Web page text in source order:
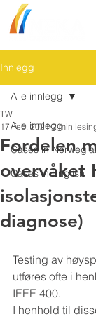
Innlegg
Alle innlegg
Cases in
Cases in English
Alle innlegg
Fordelen
overvåket
diagnose)
TW
17. feb. 2021 2 min
Testing av
utføres ofte i
IEEE 400.
I henhold til